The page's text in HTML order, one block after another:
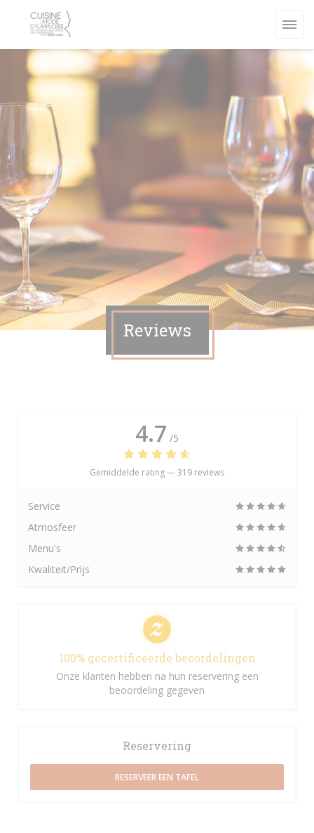
Reviews
4.7 /5
Gemiddelde rating —319 reviews
Service
Atmosfeer
Menu's
Kwaliteit/Prijs
100% gecertificeerde beoordelingen
Onze klanten hebben na hun reservering een
beoordeling gegeven
Reservering
RESERVEER EEN TAFEL